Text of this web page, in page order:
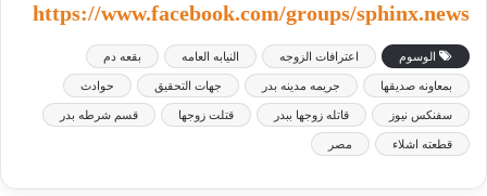
https://www.facebook.com/groups/sphinx.news
الوسوم اعترافات الزوجه النيابه العامه بقعه دم
بمعاونه صديقها جريمه مدينه بدر جهات التحقيق حوادث
سفنكس نيوز قاتله زوجها ببدر قتلت زوجها قسم شرطه بدر
قطعته اشلاء مصر